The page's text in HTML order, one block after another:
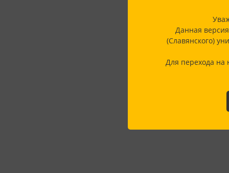
Данная
(Славянского)
Для перехода на